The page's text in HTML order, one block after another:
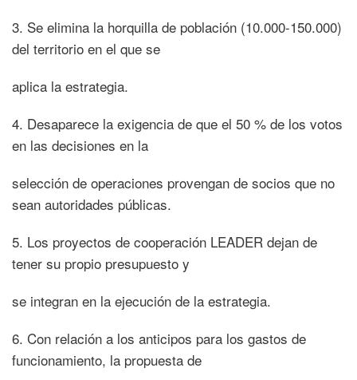
3. Se elimina la horquilla de población (10.000-150.000)
del territorio en el que se
aplica la estrategia.
4. Desaparece la exigencia de que el 50 % de los votos
en las decisiones en la
selección de operaciones provengan de socios que no
sean autoridades públicas.
5. Los proyectos de cooperación LEADER dejan de
tener su propio presupuesto y
se integran en la ejecución de la estrategia.
6. Con relación a los anticipos para los gastos de
funcionamiento, la propuesta de